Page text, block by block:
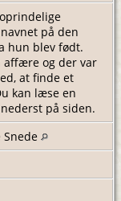
på den
hun blev født.
affære og der var
at finde et
kan læse en
på siden.
Snede